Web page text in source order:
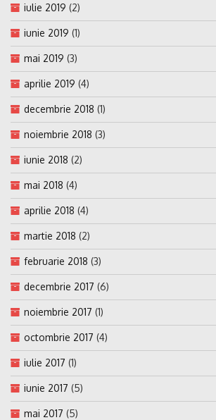
iulie 2019 (2)
iunie 2019 (1)
mai 2019 (3)
aprilie 2019 (4)
decembrie 2018 (1)
noiembrie 2018 (3)
iunie 2018 (2)
mai 2018 (4)
aprilie 2018 (4)
martie 2018 (2)
februarie 2018 (3)
decembrie 2017 (6)
noiembrie 2017 (1)
octombrie 2017 (4)
iulie 2017 (1)
iunie 2017 (5)
mai 2017 (5)